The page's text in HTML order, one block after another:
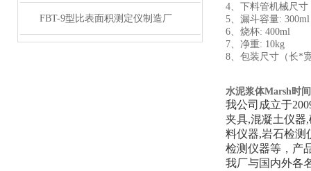
FBT-9型比表面积测定仪制造厂
4、下料管机械尺寸
5、漏斗容量: 300ml
6、烧杯: 400ml
7、净重: 10kg
8、包装尺寸（长*
水泥浆体Marsh时
我公司成立于
夹具,混凝土仪器
料仪器,岩石检测
检测仪器等，产
我厂与国内外各